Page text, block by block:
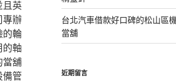
且英
專辦
的輪
的軸
當舖
備管
台北汽車借款好口碑的松山區
當舖
近期留言